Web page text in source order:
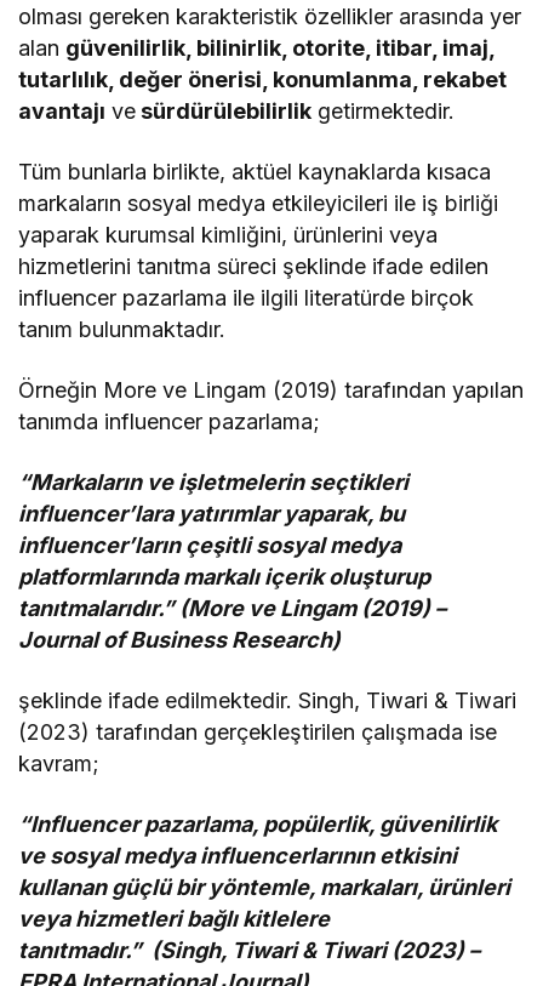
olması gereken karakteristik özellikler arasında yer
alan güvenilirlik, bilinirlik, otorite, itibar, imaj,
tutarlılık, değer önerisi, konumlanma, rekabet
avantajı vesürdürülebilirlik getirmektedir.
Tüm bunlarla birlikte, aktüel kaynaklarda kısaca
markaların sosyal medya etkileyicileri ile iş birliği
yaparak kurumsal kimliğini, ürünlerini veya
hizmetlerini tanıtma süreci şeklinde ifade edilen
influencer pazarlama ile ilgili literatürde birçok
tanım bulunmaktadır.
Örneğin More ve Lingam (2019) tarafından yapılan
tanımda influencer pazarlama;
“Markaların ve işletmelerin seçtikleri
influencer’lara yatırımlar yaparak, bu
influencer’ların çeşitli sosyal medya
platformlarında markalı içerik oluşturup
tanıtmalarıdır.” (More ve Lingam (2019) –
Journal of Business Research)
şeklinde ifade edilmektedir. Singh, Tiwari & Tiwari
(2023) tarafından gerçekleştirilen çalışmada ise
kavram;
“Influencer pazarlama, popülerlik, güvenilirlik
ve sosyal medya influencerlarının etkisini
kullanan güçlü bir yöntemle, markaları, ürünleri
veya hizmetleri bağlı kitlelere
tanıtmadır.” (Singh, Tiwari & Tiwari (2023) –